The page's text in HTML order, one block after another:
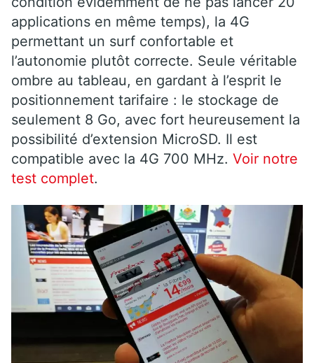
applications en même temps), la 4G
permettant un surf confortable et
l’autonomie plutôt correcte. Seule véritable
ombre au tableau, en gardant à l’esprit le
positionnement tarifaire : le stockage de
seulement 8 Go, avec fort heureusement la
possibilité d’extension MicroSD. Il est
compatible avec la 4G 700 MHz. Voir notre
test complet.